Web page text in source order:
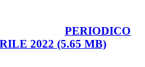
PERIODICO
2022 (5.65 MB)